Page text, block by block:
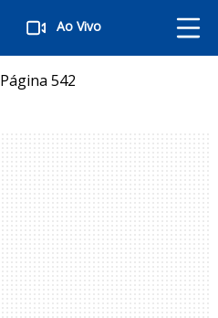
Ao Vivo
Página 542